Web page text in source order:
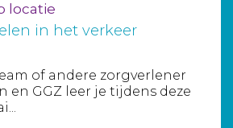
locatie
in het verkeer
of andere zorgverlener
en GGZ leer je tijdens deze